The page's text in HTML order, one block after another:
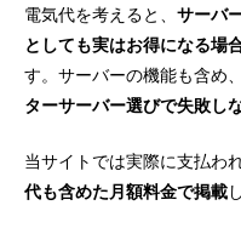
電気代を考えると、 サーバ
としても実はお得になる場
す。サーバーの機能も含め、
ターサーバー選びで失敗し
当サイトでは実際に支払わ
代も含めた月額料金で掲載